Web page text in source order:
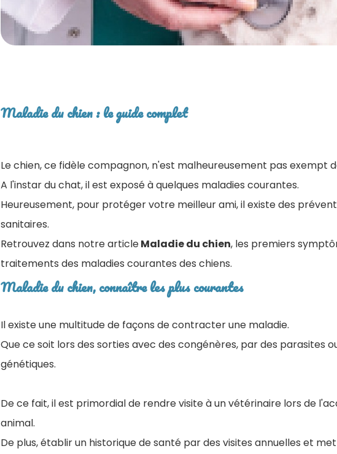
Maladie du chien : le guide complet
Le chien, ce fidèle compagnon, n'est malheureusement pas exempt
A l'instar du chat, il est exposé à quelques maladies courantes.
Heureusement, pour protéger votre meilleur ami, il existe des
sanitaires.
Retrouvez dans notre articleMaladie du chien, les premiers
traitements des maladies courantes des chiens.
Maladie du chien, connaître les plus courantes
Il existe une multitude de façons de contracter une maladie.
Que ce soit lors des sorties avec des congénères, par des parasites
génétiques.
De ce fait, il est primordial de rendre visite à un vétérinaire lors de
animal.
De plus, établir un historique de santé par des visites annuelles et